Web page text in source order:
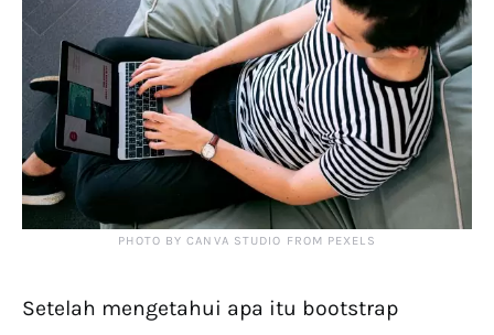
PHOTO BY CANVA STUDIO FROM PEXELS
Setelah mengetahui apa itu bootstrap